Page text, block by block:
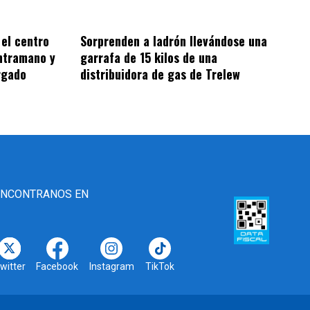
centro
y
Sorprenden a ladrón llevándose una
garrafa de 15 kilos de una
distribuidora de gas de Trelew
EN
Facebook Instagram TikTok